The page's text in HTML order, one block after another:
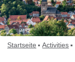
Startseite Activities